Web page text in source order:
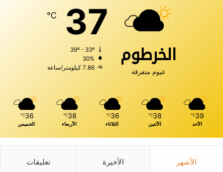
الخرطوم
غيوم متفرقة
37
℃
30%
7.86 كيلومتر/ساعة
39
℃
الأحد
38
℃
الأثنين
36
℃
الثلاثاء
38
℃
الأربعاء
36
℃
الخميس
الأشهر الأخيرة تعليقات